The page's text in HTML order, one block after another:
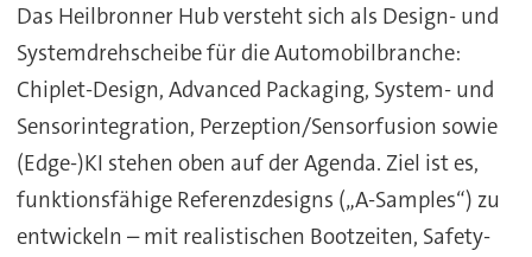
Das Heilbronner Hub versteht sich als Design- und
Systemdrehscheibe für die Automobilbranche:
Chiplet-Design, Advanced Packaging, System- und
Sensorintegration, Perzeption/Sensorfusion sowie
(Edge-)KI stehen oben auf der Agenda. Ziel ist es,
funktionsfähige Referenzdesigns („A-Samples“) zu
entwickeln – mit realistischen Bootzeiten, Safety-